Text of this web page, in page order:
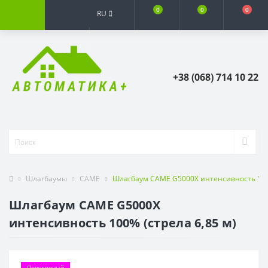
RU 0 0 0
+38 (068) 714 10 22
Шлагбаумы CAME Шлагбаум CAME G5000X интенсивность
Шлагбаум CAME G5000X
интенсивность 100% (стрела 6,85 м)